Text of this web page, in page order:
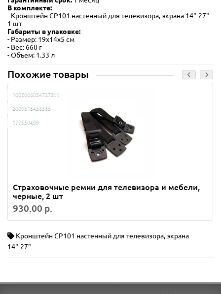
В комплекте:
- Кронштейн CP101 настенный для телевизора, экрана 14"-27" -
1 шт
Габариты в упаковке:
- Размер: 19х14х5 см
- Вес: 660 г
- Объем: 1.33 л
Похожие товары
1005006054727511
2009815438365
177550499
Страховочные ремни для телевизора и мебели,
черные, 2 шт
930.00 р.
Кронштейн CP101 настенный для телевизора,экрана
14"-27"